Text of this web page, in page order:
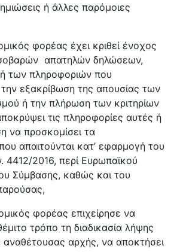
ή άλλες παρόμοιες
φορέας έχει κριθεί ένοχος
απατηλών δηλώσεων,
των πληροφοριών που
την εξακρίβωση της απουσίας των
ή την πλήρωση των κριτηρίων
τις πληροφορίες αυτές ή
να προσκομίσει τα
απαιτούνται κατ’ εφαρμογή του
4412/2016, περί Ευρωπαϊκού
Σύμβασης, καθώς και του
φορέας επιχείρησε να
τρόπο τη διαδικασία λήψης
αρχής, να αποκτήσει